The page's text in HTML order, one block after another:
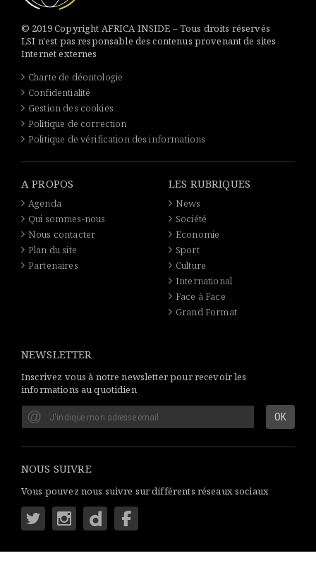
© 2019 Copyright AFRICA INSIDE – Tous droits réservés
LSI n'est pas responsable des contenus provenant de sites
Internet externes
Charte de déontologie
Confidentialité
Gestion des cookies
Politique de correction
Politique de vérification des informations
A PROPOS
Agenda
Qui sommes-nous
Nous contacter
Plan du site
Partenaires
LES RUBRIQUES
News
Société
Economie
Sport
Culture
International
Face à Face
Grand Format
NEWSLETTER
Inscrivez vous à notre newsletter pour recevoir les
informations au quotidien
NOUS SUIVRE
Vous pouvez nous suivre sur différents réseaux sociaux